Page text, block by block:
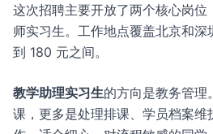
这次招聘主要开放了两个核心岗位
师实习生。工作地点覆盖北京和
到 180 元之间。
教学助理实习生的方向是教务管理
课，更多是处理排课、学员档案维